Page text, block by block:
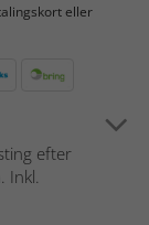
eller
efter